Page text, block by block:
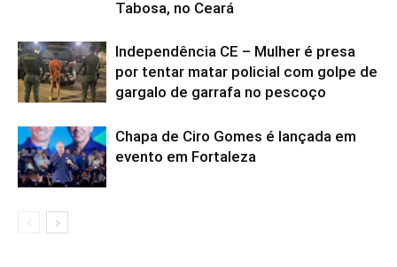
Tabosa, no Ceará
Independência CE – Mulher é presa
por tentar matar policial com golpe de
gargalo de garrafa no pescoço
Chapa de Ciro Gomes é lançada em
evento em Fortaleza